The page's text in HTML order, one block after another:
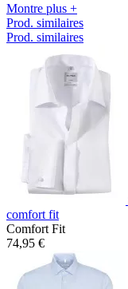
Montre plus +
Prod. similaires
Prod. similaires
comfort fit
Comfort Fit
74,95 €